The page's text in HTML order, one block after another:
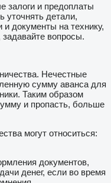
залоги и предоплаты
уточнять детали,
документы на технику,
вопросы.
Нечестные
сумму аванса для
Таким образом
и пропасть, больше
могут относиться:
документов,
денег, если во время